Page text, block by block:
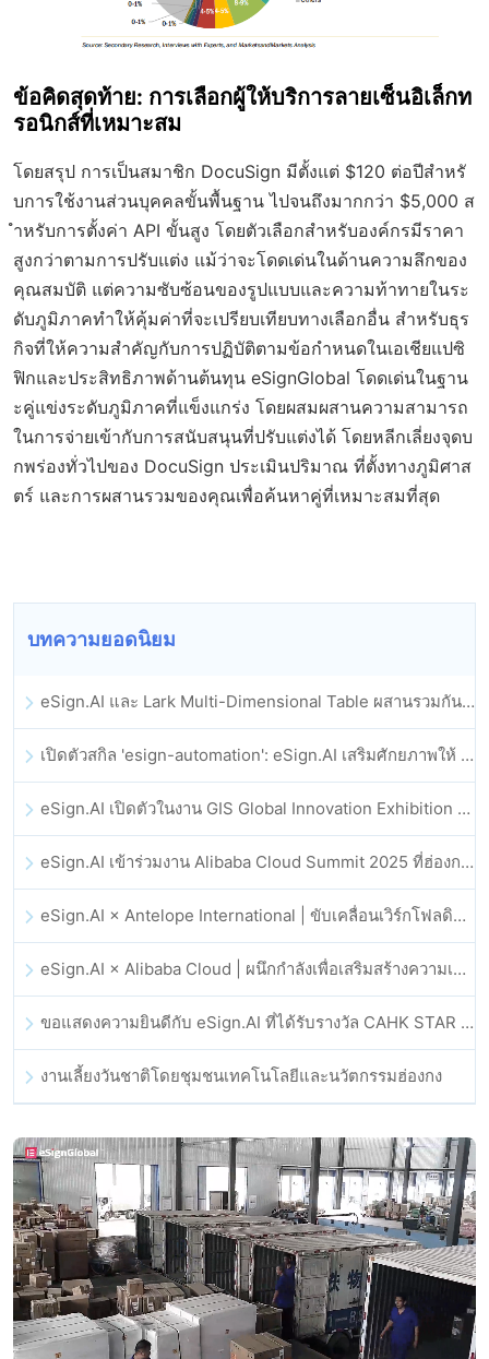
ข้อคิดสุดท้าย: การเลือกผู้ให้บริการลายเซ็นอิเล็กท
รอนิกส์ที่เหมาะสม
โดยสรุป การเป็นสมาชิก DocuSign มีตั้งแต่ $120 ต่อปีสำหรั
บการใช้งานส่วนบุคคลขั้นพื้นฐาน ไปจนถึงมากกว่า $5,000 ส
ำหรับการตั้งค่า API ขั้นสูง โดยตัวเลือกสำหรับองค์กรมีราคา
สูงกว่าตามการปรับแต่ง แม้ว่าจะโดดเด่นในด้านความลึกของ
คุณสมบัติ แต่ความซับซ้อนของรูปแบบและความท้าทายในระ
ดับภูมิภาคทำให้คุ้มค่าที่จะเปรียบเทียบทางเลือกอื่น สำหรับธุร
กิจที่ให้ความสำคัญกับการปฏิบัติตามข้อกำหนดในเอเชียแปซิ
ฟิกและประสิทธิภาพด้านต้นทุน eSignGlobal โดดเด่นในฐาน
ะคู่แข่งระดับภูมิภาคที่แข็งแกร่ง โดยผสมผสานความสามารถ
ในการจ่ายเข้ากับการสนับสนุนที่ปรับแต่งได้ โดยหลีกเลี่ยงจุดบ
กพร่องทั่วไปของ DocuSign ประเมินปริมาณ ที่ตั้งทางภูมิศาส
ตร์ และการผสานรวมของคุณเพื่อค้นหาคู่ที่เหมาะสมที่สุด
บทความยอดนิยม
eSign.AI และ Lark Multi-Dimensional Table ผสานรวมกันอย่างเป็นทางการ: การลงนามและการเก็บถาวรสัญญาอิเล็กทรอนิกส์แบบอัตโนมัติเต็มรูปแบบ
เปิดตัวสกิล 'esign-automation': eSign.AI เสริมศักยภาพให้ OpenClaw ด้วยลายเซ็นอิเล็กทรอนิกส์อัตโนมัติ
eSign.AI เปิดตัวในงาน GIS Global Innovation Exhibition 2025
eSign.AI เข้าร่วมงาน Alibaba Cloud Summit 2025 ที่ฮ่องกง เพื่อขับเคลื่อนนวัตกรรมคลาวด์ที่ขับเคลื่อนด้วย AI และความเชื่อมั่นทางดิจิทัล
eSign.AI × Antelope International | ขับเคลื่อนเวิร์กโฟลดิจิทัลที่ปลอดภัยและขับเคลื่อนด้วย AI
eSign.AI × Alibaba Cloud | ผนึกกำลังเพื่อเสริมสร้างความเชื่อมั่นดิจิทัลระดับโลกสำหรับฟินเทค
ขอแสดงความยินดีกับ eSign.AI ที่ได้รับรางวัล CAHK STAR Award 2025
งานเลี้ยงวันชาติโดยชุมชนเทคโนโลยีและนวัตกรรมฮ่องกง